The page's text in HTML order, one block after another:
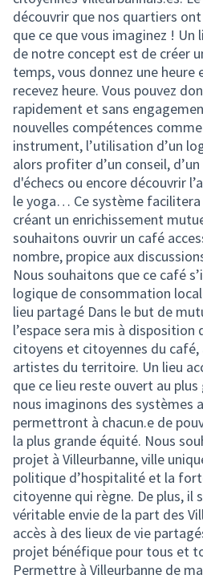
découvrir que nos quartiers
que ce que vous imaginez ! Un
de notre concept est de créer
temps, vous donnez une heure
recevez heure. Vous pouvez
rapidement et sans
nouvelles compétences
instrument, l’utilisation d’un
alors profiter d’un conseil,
d'échecs ou encore découvrir
le yoga… Ce système facilitera
créant un enrichissement
souhaitons ouvrir un café
nombre, propice aux
Nous souhaitons que ce café
logique de consommation
lieu partagé Dans le but de
l’espace sera mis à
citoyens et citoyennes du
artistes du territoire. Un lieu
que ce lieu reste ouvert au
nous imaginons des systèmes
permettront à chacun.e de
la plus grande équité. Nous
projet à Villeurbanne, ville
politique d’hospitalité et la
citoyenne qui règne. De plus, il
véritable envie de la part des
accès à des lieux de vie
projet bénéfique pour tous et
Permettre à Villeurbanne de